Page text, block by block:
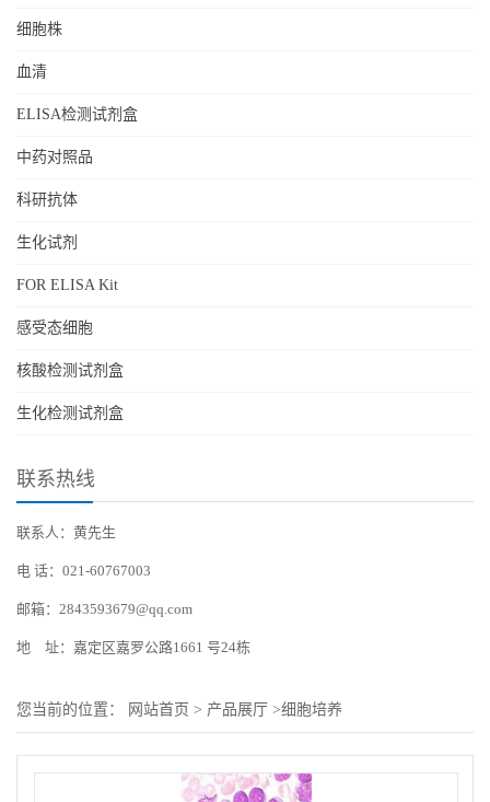
细胞株
血清
ELISA检测试剂盒
中药对照品
科研抗体
生化试剂
FOR ELISA Kit
感受态细胞
核酸检测试剂盒
生化检测试剂盒
联系热线
联系人：黄先生
电 话：021-60767003
邮箱：2843593679@qq.com
地 址：嘉定区嘉罗公路1661 号24栋
您当前的位置： 网站首页 > 产品展厅 >细胞培养